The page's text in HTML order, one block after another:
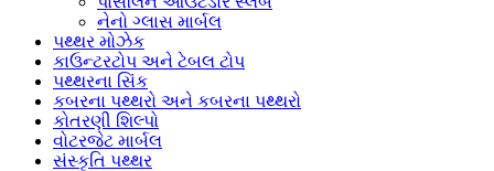
નેનો ગ્લાસ માર્બલ
પથ્થર મોઝેક
કાઉન્ટરટોપ અને ટેબલ ટોપ
પથ્થરના સિંક
કબરના પથ્થરો અને કબરના પથ્થરો
કોતરણી શિલ્પો
વોટરજેટ માર્બલ
સંસ્કૃતિ પથ્થર